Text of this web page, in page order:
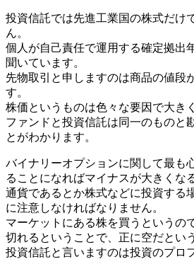
投資信託では先進工業国の株式だけ
ん。
個人が自己責任で運用する確定拠出
聞いています。
先物取引と申しますのは商品の値段
す。
株価というものは色々な要因で大き
ファンドと投資信託は同一のものと
とがわかります。
バイナリーオプションに関して最も
ることになればマイナスが大きくな
通貨であるとか株式などに投資する
に注意しなければなりません。
マーケットにある株を買うというの
切れるということで、正に空だとい
投資信託と言いますのは投資のプロ